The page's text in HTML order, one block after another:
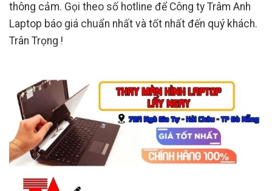
thông cảm. Gọi theo số hotline để Công ty Trâm Anh
Laptop báo giá chuẩn nhất và tốt nhất đến quý khách.
Trân Trọng !